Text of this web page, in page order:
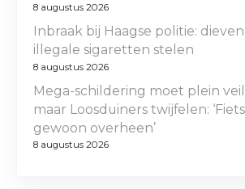
8 augustus 2026
Inbraak bij Haagse politie:
illegale sigaretten stelen
8 augustus 2026
Mega-schildering moet plein
maar Loosduiners twijfelen:
gewoon overheen’
8 augustus 2026